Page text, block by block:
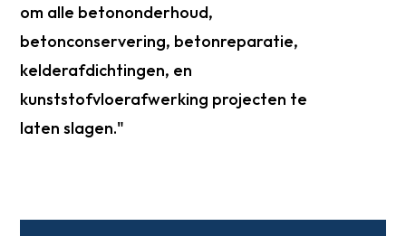
om alle betononderhoud,
betonconservering, betonreparatie,
kelderafdichtingen, en
kunststofvloerafwerking projecten te
laten slagen."